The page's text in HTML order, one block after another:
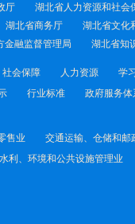
厅 湖北省人力资源和社会
湖北省商务厅 湖北省文化
金融监督管理局 湖北省知
社会保障 人力资源 学
行业标准 政府服务体
售业 交通运输、仓储和邮
水利、环境和公共设施管理业